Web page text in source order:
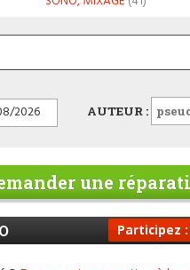
AUTEUR :
une
Participez